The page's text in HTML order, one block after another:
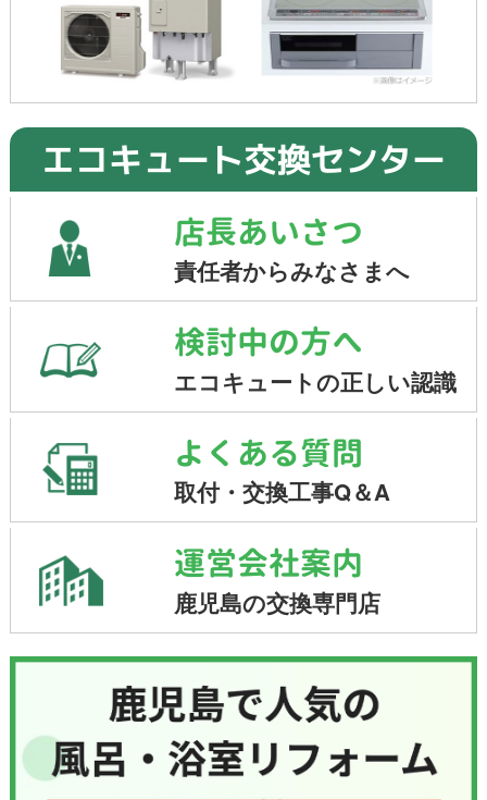
エコキュート交換センター
店長あいさつ
責任者からみなさまへ
検討中の方へ
エコキュートの正しい認識
よくある質問
取付・交換工事Q＆A
運営会社案内
鹿児島の交換専門店